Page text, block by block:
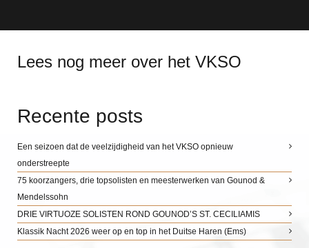
Lees nog meer over het VKSO
Recente posts
Een seizoen dat de veelzijdigheid van het VKSO opnieuw
onderstreepte
75 koorzangers, drie topsolisten en meesterwerken van Gounod &
Mendelssohn
DRIE VIRTUOZE SOLISTEN ROND GOUNOD’S ST. CECILIAMIS
Klassik Nacht 2026 weer op en top in het Duitse Haren (Ems)